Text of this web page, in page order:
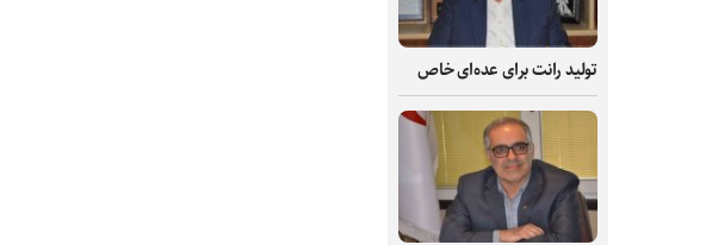
تولید رانت برای عده‌ای خاص